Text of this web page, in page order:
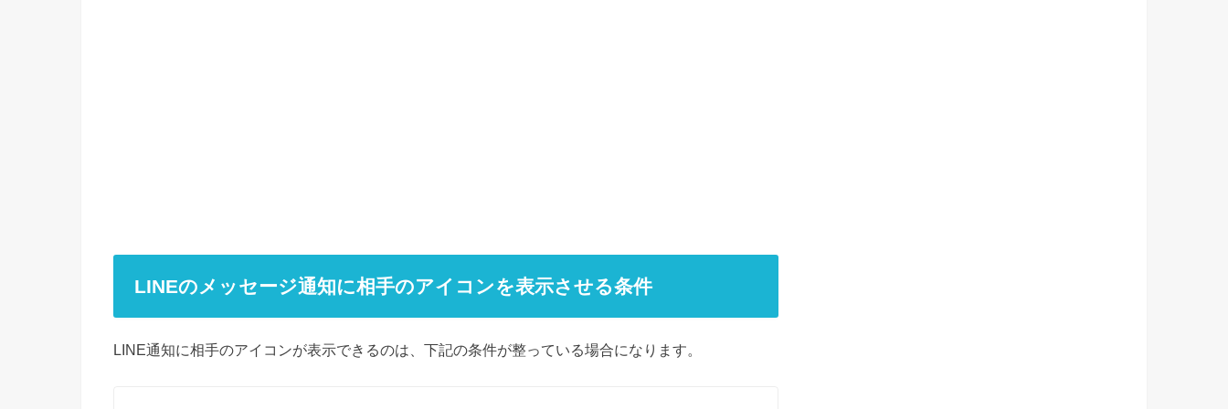
LINEのメッセージ通知に相手のアイコンを表示させる条件
LINE通知に相手のアイコンが表示できるのは、下記の条件が整っている場合になります。